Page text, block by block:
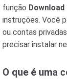
função
instruções. Você
ou contas
precisar instalar
O que é uma